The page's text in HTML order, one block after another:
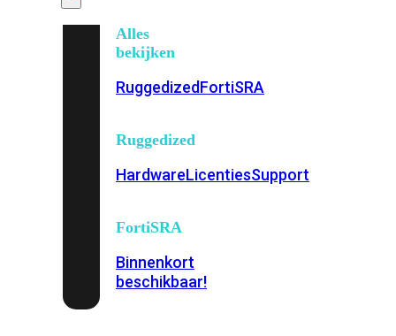
Alles
bekijken
RuggedizedFortiSRA
Ruggedized
HardwareLicentiesSupport
FortiSRA
Binnenkort
beschikbaar!